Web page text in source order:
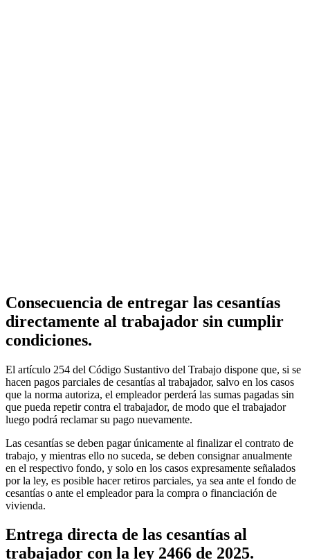
Consecuencia de entregar las cesantías
directamente al trabajador sin cumplir
condiciones.
El artículo 254 del Código Sustantivo del Trabajo dispone que, si se
hacen pagos parciales de cesantías al trabajador, salvo en los casos
que la norma autoriza, el empleador perderá las sumas pagadas sin
que pueda repetir contra el trabajador, de modo que el trabajador
luego podrá reclamar su pago nuevamente.
Las cesantías se deben pagar únicamente al finalizar el contrato de
trabajo, y mientras ello no suceda, se deben consignar anualmente
en el respectivo fondo, y solo en los casos expresamente señalados
por la ley, es posible hacer retiros parciales, ya sea ante el fondo de
cesantías o ante el empleador para la compra o financiación de
vivienda.
Entrega directa de las cesantías al
trabajador con la ley 2466 de 2025.